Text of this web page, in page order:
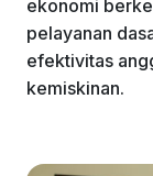
ekonomi
pelayanan
efektivitas
kemiskinan.